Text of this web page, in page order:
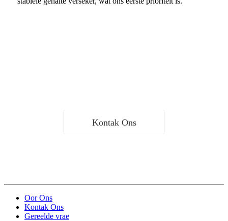
Kontak Ons
Oor Ons
Kontak Ons
Gereelde vrae